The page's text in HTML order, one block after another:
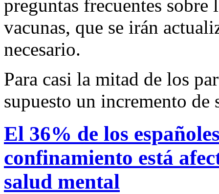
preguntas frecuentes sobre
vacunas, que se irán
necesario.
Para casi la mitad de los
supuesto un incremento de
El 36% de los
confinamiento está
salud mental